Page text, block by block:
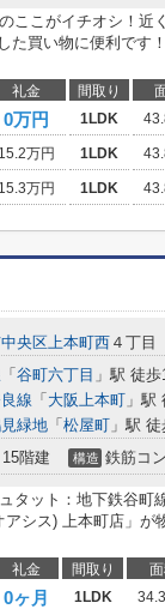
のここがイチオシ！
た買い物に便利です
礼金 間取り
0万円 1LDK
15.2万円 1LDK
15.3万円 1LDK
央区上本町西 ４丁目
「 谷町六丁目 」駅 徒歩
線 「 大阪上本町 」駅
緑地 「 松屋町 」駅
15階建 構造 鉄筋コ
タット：地下鉄谷町
シス) 上本町店」が
礼金 間取り
0ヶ月 1LDK